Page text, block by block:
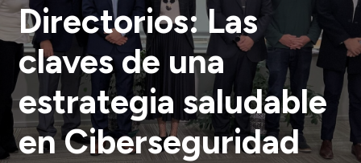
Directorios: Las
claves de una
estrategia saludable
en Ciberseguridad